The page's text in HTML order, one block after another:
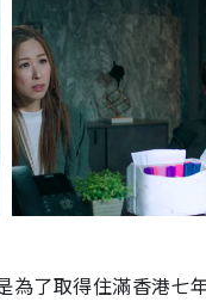
為了取得住滿香港七